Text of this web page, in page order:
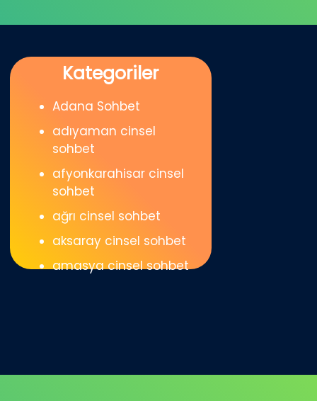
Kategoriler
Adana Sohbet
adıyaman cinsel
sohbet
afyonkarahisar cinsel
sohbet
ağrı cinsel sohbet
aksaray cinsel sohbet
amasya cinsel sohbet